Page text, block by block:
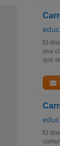
El
una
que
El